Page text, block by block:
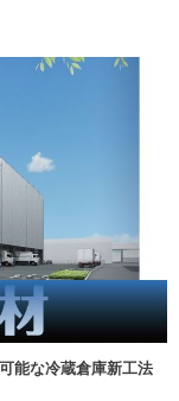
能な冷蔵倉庫新工法